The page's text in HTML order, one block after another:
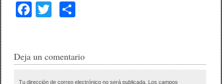
F
e
er p
Deja un comentario
Tu dirección de correo electrónico no será publicada. Los campos